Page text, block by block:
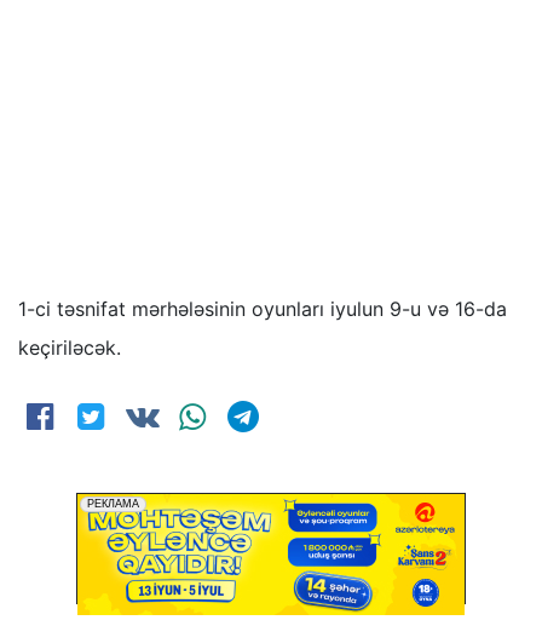
1-ci təsnifat mərhələsinin oyunları iyulun 9-u və 16-da
keçiriləcək.